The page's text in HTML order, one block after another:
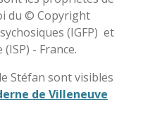
du © Copyright
(IGFP) et
- France.
Stéfan sont visibles
de Villeneuve